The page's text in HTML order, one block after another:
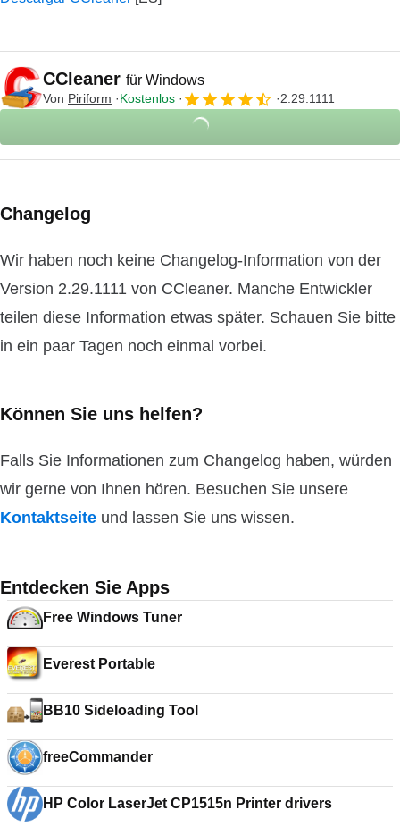
CCleaner für Windows
Von Piriform Kostenlos 2.29.1111
Changelog
Wir haben noch keine Changelog-Information von der
Version 2.29.1111 von CCleaner. Manche Entwickler
teilen diese Information etwas später. Schauen Sie bitte
in ein paar Tagen noch einmal vorbei.
Können Sie uns helfen?
Falls Sie Informationen zum Changelog haben, würden
wir gerne von Ihnen hören. Besuchen Sie unsere
Kontaktseite und lassen Sie uns wissen.
Entdecken Sie Apps
Free Windows Tuner
Everest Portable
BB10 Sideloading Tool
freeCommander
HP Color LaserJet CP1515n Printer drivers